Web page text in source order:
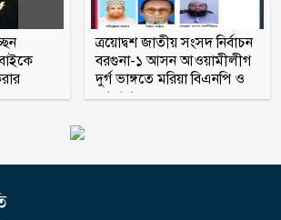
ত্রয়োদ্বশ জাতীয় সংসদ নির্বাচন
বরগুনা-১ আসন আওয়ামীলীগ
দুর্গ ভাঙ্গতে মরিয়া বিএনপি ও
জামায়াত